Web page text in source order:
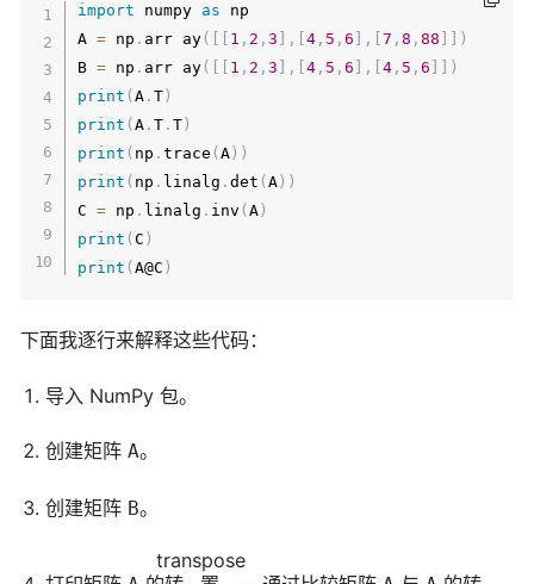
import numpy as np
A = np . arr ay( 1 , 2 ,3 , [4 , 5 ,6 , [7 ,8 ,88
)
B = np . arr ay( 1 , 2 ,3 , [4 , 5 ,6 , [4 , 5 ,6
)
print (A .T )
print (A .T .T )
print ( np .trace (A ) )
print ( np . linalg .det (A ) )
C = np . linalg . inv (A )
print (C )
print (A@C )
下面我逐行来解释这些代码：
导入 NumPy 包。
创建矩阵A。
创建矩阵 B。
transpose